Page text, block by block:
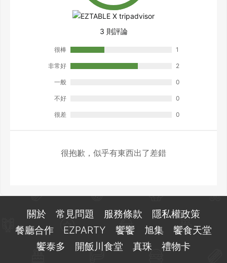
3 則評論
很棒 1
非常好 2
一般 0
不好 0
很差 0
很抱歉，似乎有東西出了差錯
關於 常見問題 服務條款
隱私權政策
餐廳合作
EZPARTY 饗饗 旭集
饗食天堂
饗泰多
開飯川食堂 真珠 禮物卡